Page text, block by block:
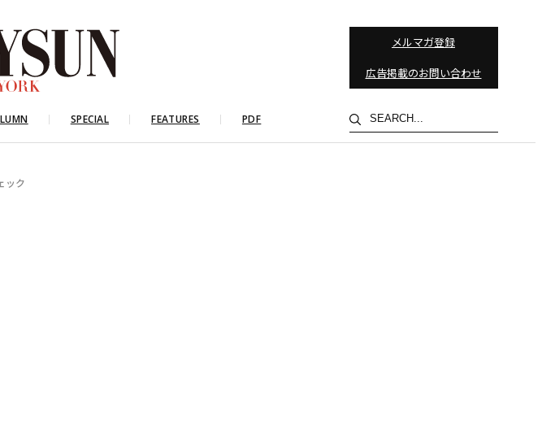
メルマガ登録
広告掲載のお問い合わせ
SPECIAL FEATURES PDF
検
索
ック